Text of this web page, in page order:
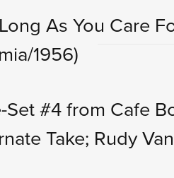
As You Care
1956)
Set #4 from Cafe
Take; Rudy